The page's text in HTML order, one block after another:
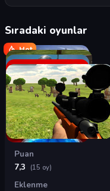
Sıradaki oyunlar
Hot
Oyunlar›3D Oyunlar
Coffee Stack
Puan
7,3
(15 oy)
Eklenme